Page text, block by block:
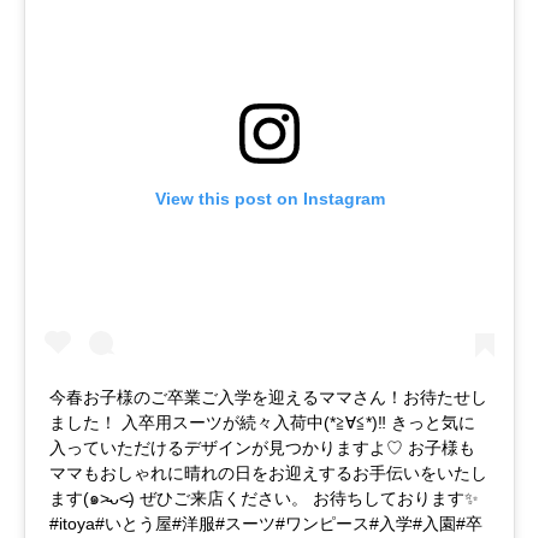
View this post on Instagram
今春お子様のご卒業ご入学を迎えるママさん！お待たせし
ました！ 入卒用スーツが続々入荷中(*≧∀≦*)‼️ きっと気に
入っていただけるデザインが見つかりますよ♡ お子様も
ママもおしゃれに晴れの日をお迎えするお手伝いをいたし
ます(๑˃̵ᴗ˂̵) ぜひご来店ください。 お待ちしております✨
#itoya#いとう屋#洋服#スーツ#ワンピース#入学#入園#卒